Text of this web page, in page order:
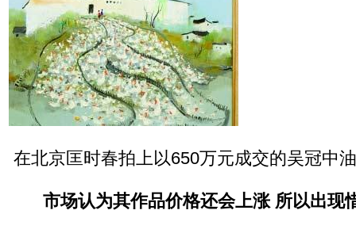
在北京匡时春拍上以650万元成交的吴冠中
市场认为其作品价格还会上涨 所以出现